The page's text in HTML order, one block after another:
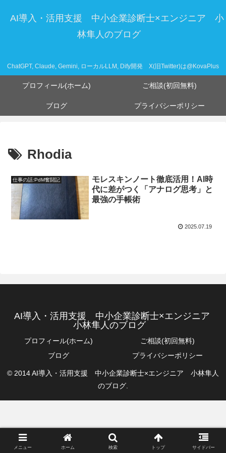
AI導入・活用支援 中小企業診断士×エンジニア 小
林隼人のブログ
ChatGPT, Claude, Gemini, ローカルLLM, Dify開発 X(旧Twitter)は@KovaPlus
プロフィール(ホーム) ご相談(初回無料)
ブログ プライバシーポリシー
Rhodia
仕事の話:PdM奮闘記
モレスキンノート徹底活用！AI時
代に差がつく「アナログ思考」と
最強の手帳術
2025.07.19
AI導入・活用支援 中小企業診断士×エンジニア
小林隼人のブログ
プロフィール(ホーム)
ご相談(初回無料)
ブログ
プライバシーポリシー
© 2014 AI導入・活用支援 中小企業診断士×エンジニア 小林隼人
のブログ.
メニュー ホーム 検索 トップ サイドバー